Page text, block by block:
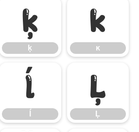
ķ
ķ
ĸ
ĸ
ĺ Ļ
Ļ